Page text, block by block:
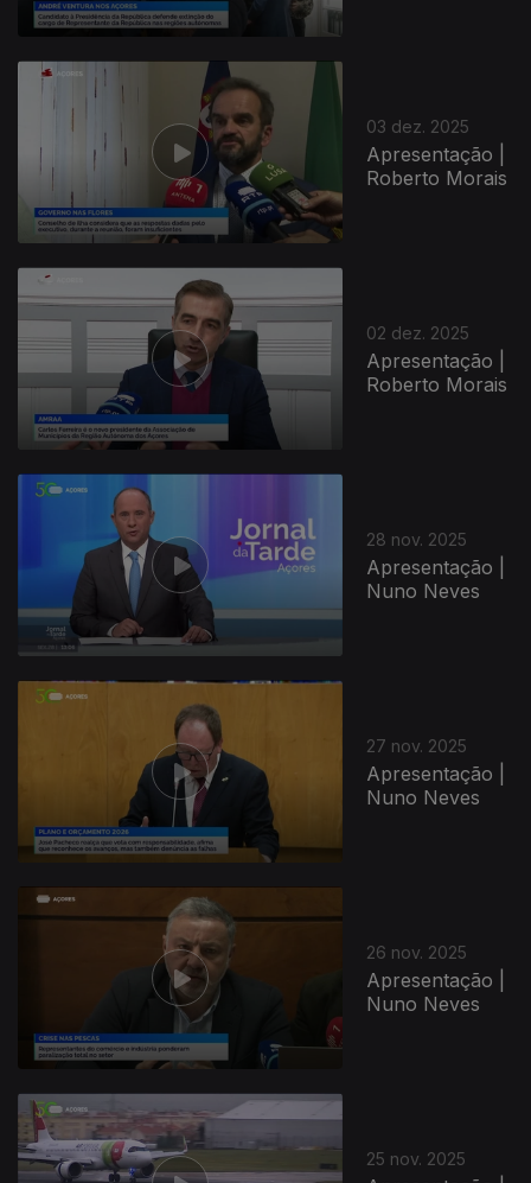
03 dez. 2025
Apresentação |
Roberto Morais
02 dez. 2025
Apresentação |
Roberto Morais
28 nov. 2025
Apresentação |
Nuno Neves
27 nov. 2025
Apresentação |
Nuno Neves
26 nov. 2025
Apresentação |
Nuno Neves
25 nov. 2025
891642